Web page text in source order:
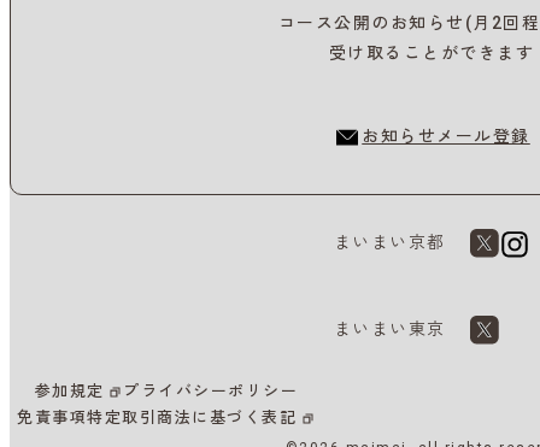
コース公開のお知らせ(月2回
受け取ることができます
お知らせメール登録
まいまい京都
まいまい東京
参加規定
プライバシーポリシー
免責事項特定取引商法に基づく表記